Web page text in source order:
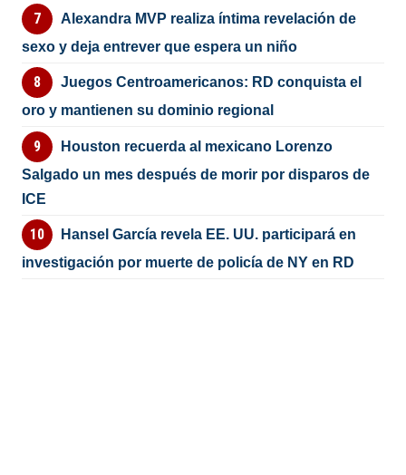
Alexandra MVP realiza íntima revelación de
sexo y deja entrever que espera un niño
Juegos Centroamericanos: RD conquista el
oro y mantienen su dominio regional
Houston recuerda al mexicano Lorenzo
Salgado un mes después de morir por disparos de
ICE
Hansel García revela EE. UU. participará en
investigación por muerte de policía de NY en RD